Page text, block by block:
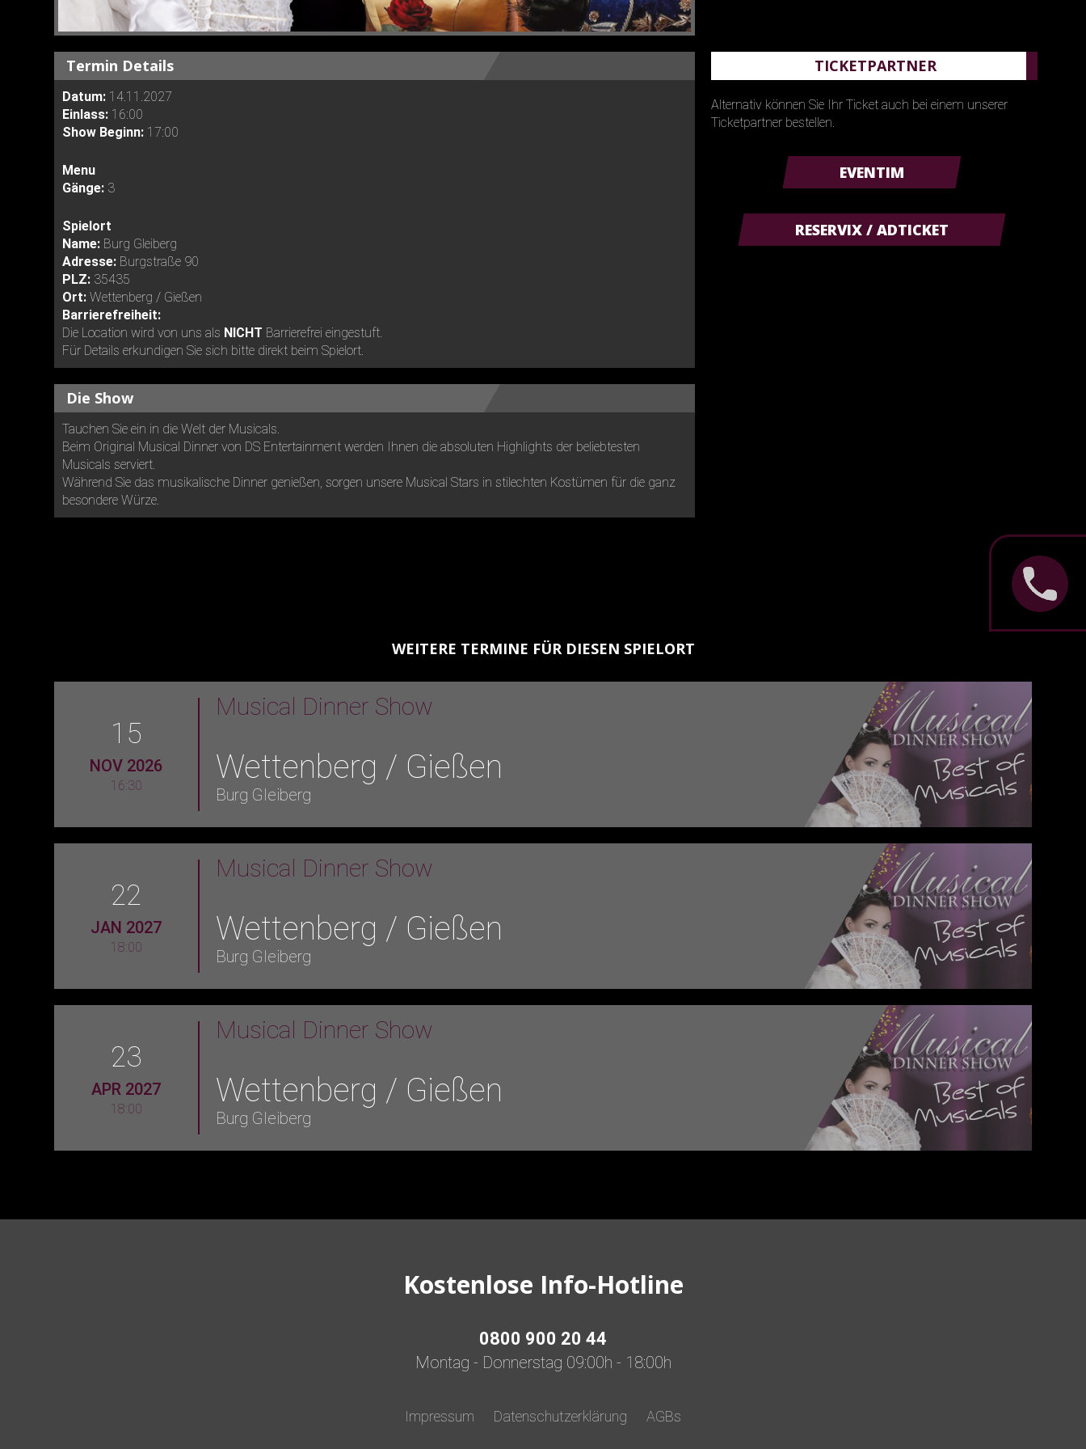
Termin Details
Datum: 14.11.2027
Einlass: 16:00
Show Beginn: 17:00
Menu
Gänge: 3
Spielort
Name: Burg Gleiberg
Adresse: Burgstraße 90
PLZ: 35435
Ort:Wettenberg / Gießen
Barrierefreiheit:
Die Location wird von uns als NICHT Barrierefrei eingestuft.
Für Details erkundigen Sie sich bitte direkt beim Spielort.
Die Show
Tauchen Sie ein in die Welt der Musicals.
Beim Original Musical Dinner von DS Entertainment werden Ihnen die absoluten Highlights der beliebtesten
Musicals serviert.
Während Sie das musikalische Dinner genießen, sorgen unsere Musical Stars in stilechten Kostümen für die ganz
besondere Würze.
TICKETPARTNER
Alternativ können Sie Ihr Ticket auch bei einem unserer
Ticketpartner bestellen.
EVENTIM
RESERVIX / ADTICKET
WEITERE TERMINE FÜR DIESEN SPIELORT
15
NOV 2026
16:30
Musical Dinner Show
Wettenberg / Gießen
Burg Gleiberg
22
JAN 2027
18:00
Musical Dinner Show
Wettenberg / Gießen
Burg Gleiberg
23
APR 2027
18:00
Musical Dinner Show
Wettenberg / Gießen
Burg Gleiberg
Kostenlose Info-Hotline
0800 900 20 44
Montag - Donnerstag 09:00h - 18:00h
Impressum Datenschutzerklärung AGBs